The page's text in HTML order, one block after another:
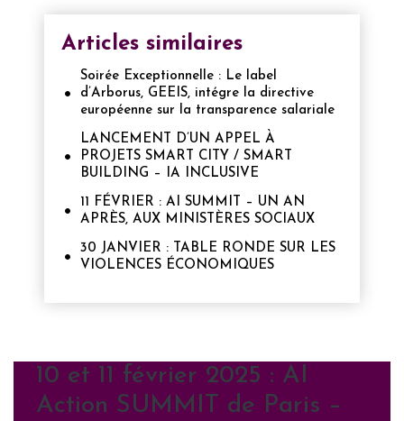
Articles similaires
Soirée Exceptionnelle : Le label
d’Arborus, GEEIS, intégre la directive
européenne sur la transparence salariale
LANCEMENT D’UN APPEL À
PROJETS SMART CITY / SMART
BUILDING – IA INCLUSIVE
11 FÉVRIER : AI SUMMIT – UN AN
APRÈS, AUX MINISTÈRES SOCIAUX
30 JANVIER : TABLE RONDE SUR LES
VIOLENCES ÉCONOMIQUES
10 et 11 février 2025 : AI
Action SUMMIT de Paris –